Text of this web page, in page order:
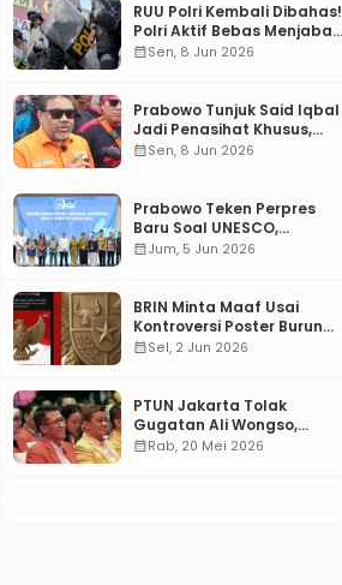
RUU Polri Kembali Dibahas!
Polri Aktif Bebas Menjabat
Di Manapun
calendar_monthSen, 8 Jun 2026
Prabowo Tunjuk Said Iqbal
Jadi Penasihat Khusus,
Mengapa?
calendar_monthSen, 8 Jun 2026
Prabowo Teken Perpres
Baru Soal UNESCO,
Tentang Apa?
calendar_monthJum, 5 Jun 2026
BRIN Minta Maaf Usai
Kontroversi Poster Burung
Garuda
calendar_monthSel, 2 Jun 2026
PTUN Jakarta Tolak
Gugatan Ali Wongso,
Misbakhun: Ini hadiah
calendar_monthRab, 20 Mei 2026